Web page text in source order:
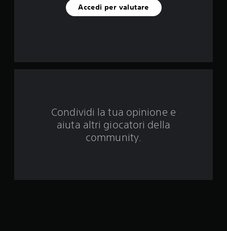
e
l
Accedi per valutare
Condividi la tua opinione e
aiuta altri giocatori della
community.